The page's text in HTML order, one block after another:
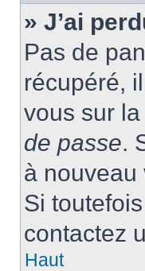
» J’ai
Pas de
récupéré,
vous sur
de passe.
à nouveau
Si
contactez
Haut